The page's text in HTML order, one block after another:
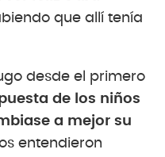
que allí tenía
desde el primero
de los niños
a mejor su
entendieron